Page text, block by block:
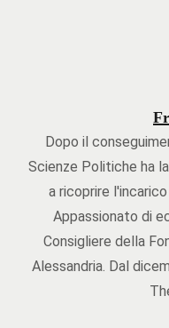
Dopo il
Scienze Politiche ha
a ricoprire
Appassionato di
Consigliere della
Alessandria. Dal